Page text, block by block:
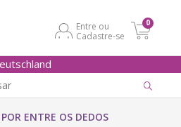
Entre ou
Cadastre-se
0
ENTRE OS DEDOS